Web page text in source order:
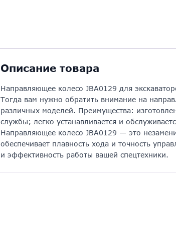
Описание товара
Направляющее колесо JBA0129 для
Тогда вам нужно обратить внимание на
различных моделей. Преимущества:
службы; легко устанавливается и
Направляющее колесо JBA0129 — это
обеспечивает плавность хода и точность
и эффективность работы вашей спецтехники.